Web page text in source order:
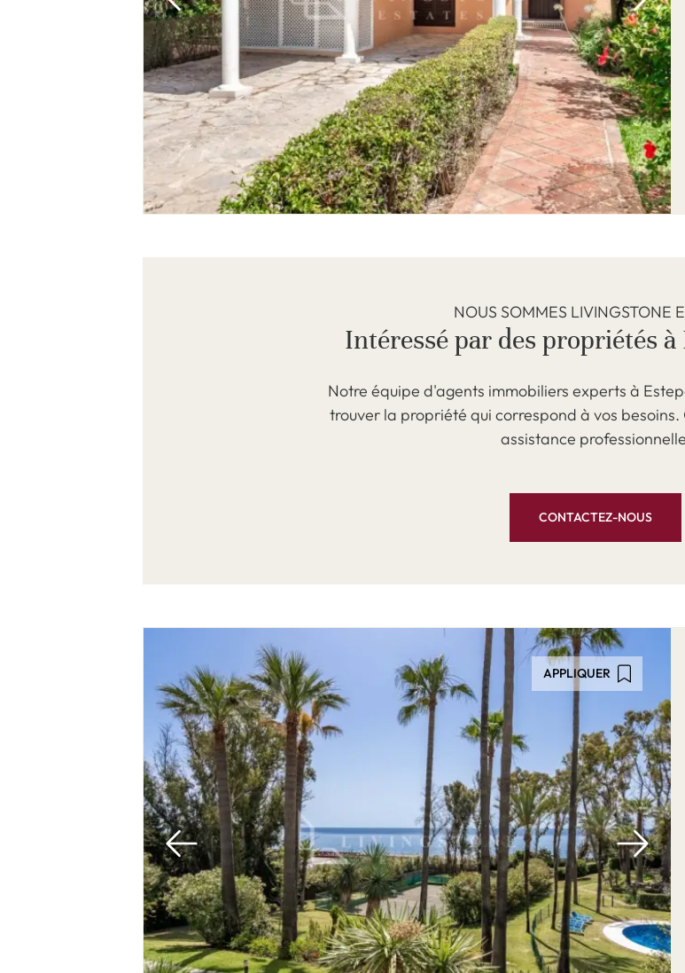
NOUS SOMMES LIVINGSTONE
Intéressé par des propriétés à
Notre équipe d'agents immobiliers experts à
trouver la propriété qui correspond à vos
assistance
CONTACTEZ-NOUS
APPLIQUER